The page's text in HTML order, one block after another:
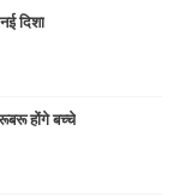
दिशा
होंगे बच्चे